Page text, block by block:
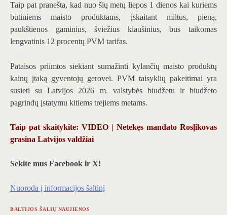
Taip pat pranešta, kad nuo šių metų liepos 1 dienos kai kuriems
būtiniems maisto produktams, įskaitant miltus, pieną,
paukštienos gaminius, šviežius kiaušinius, bus taikomas
lengvatinis 12 procentų PVM tarifas.
Pataisos priimtos siekiant sumažinti kylančių maisto produktų
kainų įtaką gyventojų gerovei. PVM taisyklių pakeitimai yra
susieti su Latvijos 2026 m. valstybės biudžetu ir biudžeto
pagrindų įstatymu kitiems trejiems metams.
Taip pat skaitykite: VIDEO | Netekęs mandato Rosļikovas
grasina Latvijos valdžiai
Sekite mus Facebook ir X!
Nuoroda į informacijos šaltinį
BALTIJOS ŠALIŲ NAUJIENOS